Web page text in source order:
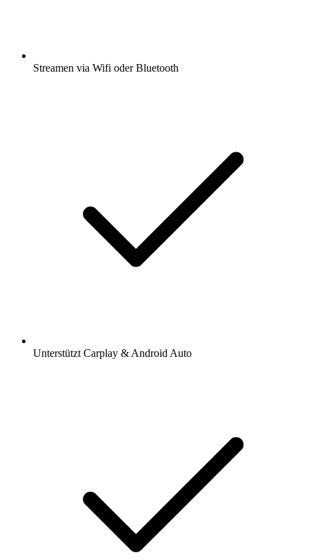
Streamen via Wifi oder Bluetooth
Unterstützt Carplay & Android Auto